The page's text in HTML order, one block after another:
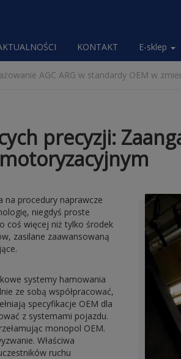
KONTAKT E-sklep
AGC ARG w standardy OEM w
precyzji:
na procedury naprawcze
niegdyś proste
coś więcej niż tylko środek
zasilane zaawansowaną
systemy hamowania
ze sobą współpracować,
specyfikacje OEM dla
z systemami pojazdu.
monopol OEM.
Właściwa
ruchu